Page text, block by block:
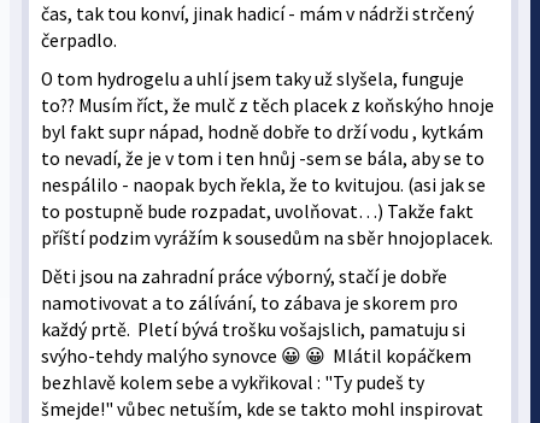
čas, tak tou konví, jinak hadicí - mám v nádrži strčený
čerpadlo.
O tom hydrogelu a uhlí jsem taky už slyšela, funguje
to?? Musím říct, že mulč z těch placek z koňskýho hnoje
byl fakt supr nápad, hodně dobře to drží vodu , kytkám
to nevadí, že je v tom i ten hnůj -sem se bála, aby se to
nespálilo - naopak bych řekla, že to kvitujou. (asi jak se
to postupně bude rozpadat, uvolňovat…) Takže fakt
příští podzim vyrážím k sousedům na sběr hnojoplacek.
Děti jsou na zahradní práce výborný, stačí je dobře
namotivovat a to zálívání, to zábava je skorem pro
každý prtě. Pletí bývá trošku vošajslich, pamatuju si
svýho-tehdy malýho synovce 😀 😀 Mlátil kopáčkem
bezhlavě kolem sebe a vykřikoval : "Ty pudeš ty
šmejde!" vůbec netuším, kde se takto mohl inspirovat